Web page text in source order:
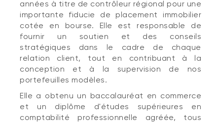
années à titre de contrôleur régional pour une
importante fiducie de placement immobilier
cotée en bourse. Elle est responsable de
fournir un soutien et des conseils
stratégiques dans le cadre de chaque
relation client, tout en contribuant à la
conception et à la supervision de nos
portefeuilles modèles.
Elle a obtenu un baccalauréat en commerce
et un diplôme d'études supérieures en
comptabilité professionnelle agréée, tous